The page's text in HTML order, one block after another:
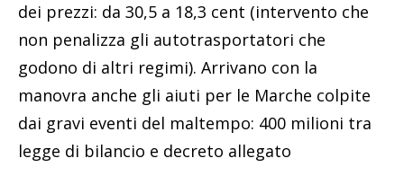
dei prezzi: da 30,5 a 18,3 cent (intervento che
non penalizza gli autotrasportatori che
godono di altri regimi). Arrivano con la
manovra anche gli aiuti per le Marche colpite
dai gravi eventi del maltempo: 400 milioni tra
legge di bilancio e decreto allegato